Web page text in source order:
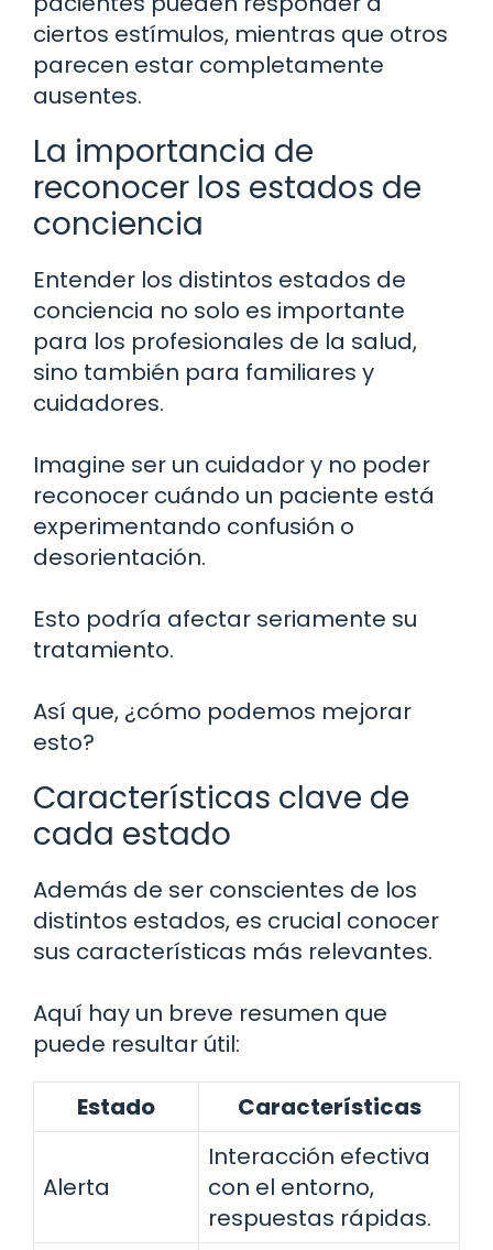
ciertos estímulos, mientras que otros
parecen estar completamente
ausentes.
La importancia de
reconocer los estados de
conciencia
Entender los distintos estados de
conciencia no solo es importante
para los profesionales de la salud,
sino también para familiares y
cuidadores.
Imagine ser un cuidador y no poder
reconocer cuándo un paciente está
experimentando confusión o
desorientación.
Esto podría afectar seriamente su
tratamiento.
Así que, ¿cómo podemos mejorar
esto?
Características clave de
cada estado
Además de ser conscientes de los
distintos estados, es crucial conocer
sus características más relevantes.
Aquí hay un breve resumen que
puede resultar útil:
Estado Características
Alerta
Interacción efectiva
con el entorno,
respuestas rápidas.